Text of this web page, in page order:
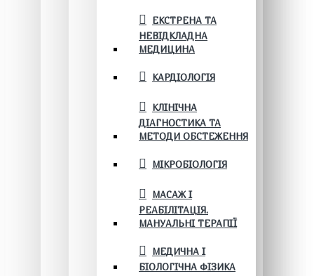
ЕКСТРЕНА ТА
НЕВІДКЛАДНА
МЕДИЦИНА
КАРДІОЛОГІЯ
КЛІНІЧНА
ДІАГНОСТИКА ТА
МЕТОДИ ОБСТЕЖЕННЯ
МІКРОБІОЛОГІЯ
МАСАЖ І
РЕАБІЛІТАЦІЯ.
МАНУАЛЬНІ ТЕРАПІЇ
МЕДИЧНА І
БІОЛОГІЧНА ФІЗИКА